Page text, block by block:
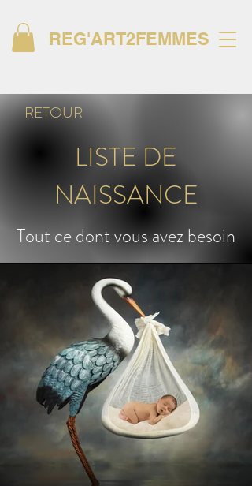
REG'ART2FEMMES
RETOUR
LISTE DE
NAISSANCE
Tout ce dont vous avez besoin